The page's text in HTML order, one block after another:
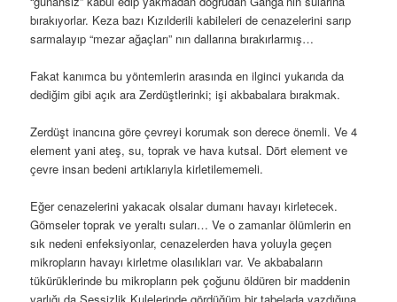
bırakıyorlar. Keza bazı Kızılderili kabileleri de cenazelerini sarıp
sarmalayıp “mezar ağaçları” nın dallarına bırakırlarmış…
Fakat kanımca bu yöntemlerin arasında en ilginci yukarıda da
dediğim gibi açık ara Zerdüştlerinki; işi akbabalara bırakmak.
Zerdüşt inancına göre çevreyi korumak son derece önemli. Ve 4
element yani ateş, su, toprak ve hava kutsal. Dört element ve
çevre insan bedeni artıklarıyla kirletilememeli.
Eğer cenazelerini yakacak olsalar dumanı havayı kirletecek.
Gömseler toprak ve yeraltı suları… Ve o zamanlar ölümlerin en
sık nedeni enfeksiyonlar, cenazelerden hava yoluyla geçen
mikropların havayı kirletme olasılıkları var. Ve akbabaların
tükürüklerinde bu mikropların pek çoğunu öldüren bir maddenin